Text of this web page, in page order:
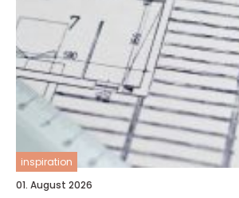
inspiration
01. August 2026